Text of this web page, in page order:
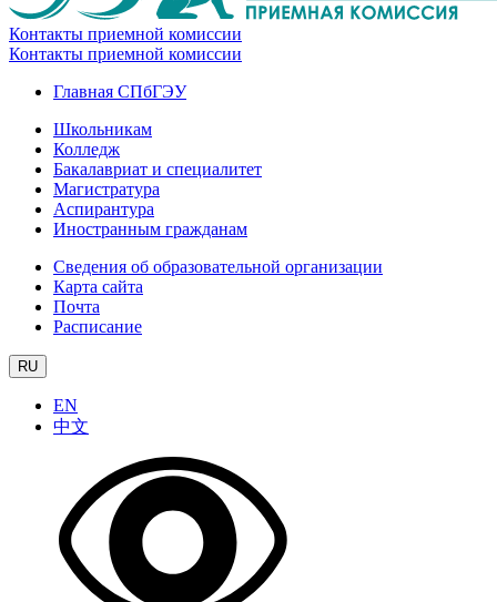
Контакты приемной комиссии
Контакты приемной комиссии
Главная СПбГЭУ
Школьникам
Колледж
Бакалавриат и специалитет
Магистратура
Аспирантура
Иностранным гражданам
Сведения об образовательной организации
Карта сайта
Почта
Расписание
RU
EN
中文